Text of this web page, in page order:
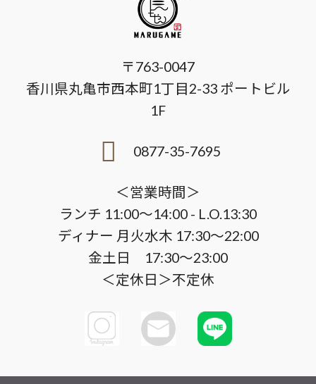
〒763-0047
香川県丸亀市西本町1丁目2-33 ポートビル
1F
0877-35-7695
＜営業時間＞
ランチ 11:00～14:00 - L.O.13:30
ディナー 月火水木 17:30～22:00
金土日 17:30～23:00
＜定休日＞不定休